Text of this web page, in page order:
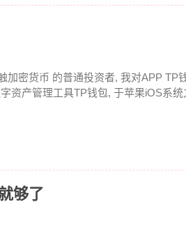
加密货币 的普通投资者, 我对APP TP
资产管理工具TP钱包, 于苹果iOS系统
够了